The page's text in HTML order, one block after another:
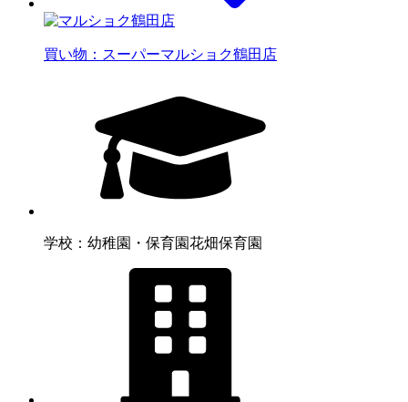
買い物：スーパーマルショク鶴田店
学校：幼稚園・保育園花畑保育園